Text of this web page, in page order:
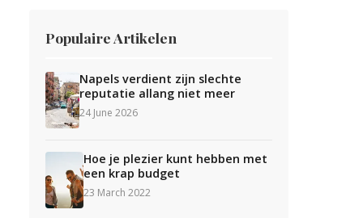
Populaire Artikelen
Napels verdient zijn slechte
reputatie allang niet meer
24 June 2026
Hoe je plezier kunt hebben met
een krap budget
23 March 2022